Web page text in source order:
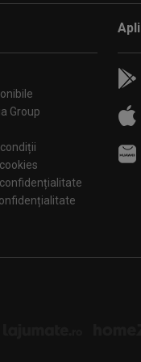
Group
de confidențialitate